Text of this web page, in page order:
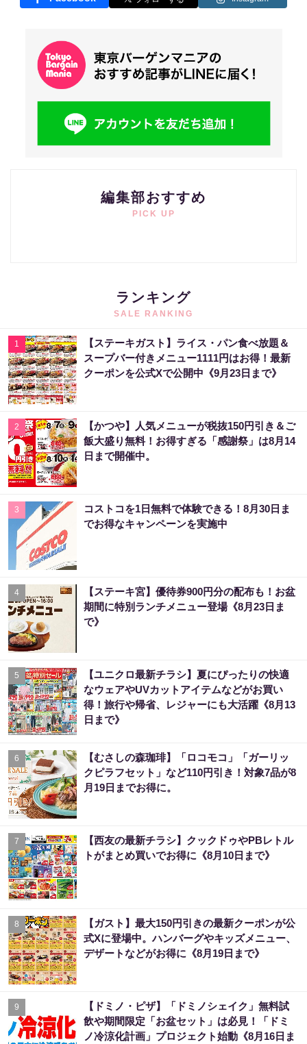
編集部おすすめ
PICK UP
ランキング
SALE RANKING
1
【ステーキガスト】ライス・パン食べ放題＆
スープバー付きメニュー1111円はお得！最新
クーポンを公式Xで公開中《9月23日まで》
2
【かつや】人気メニューが税抜150円引き＆ご
飯大盛り無料！お得すぎる「感謝祭」は8月14
日まで開催中。
3
コストコを1日無料で体験できる！8月30日ま
でお得なキャンペーンを実施中
4
【ステーキ宮】優待券900円分の配布も！お盆
期間に特別ランチメニュー登場《8月23日ま
で》
5
【ユニクロ最新チラシ】夏にぴったりの快適
なウェアやUVカットアイテムなどがお買い
得！旅行や帰省、レジャーにも大活躍《8月13
日まで》
6
【むさしの森珈琲】「ロコモコ」「ガーリッ
クピラフセット」など110円引き！対象7品が8
月19日までお得に。
7
【西友の最新チラシ】クックドゥやPBレトル
トがまとめ買いでお得に《8月10日まで》
8
【ガスト】最大150円引きの最新クーポンが公
式Xに登場中。ハンバーグやキッズメニュー、
デザートなどがお得に《8月19日まで》
9
【ドミノ・ピザ】「ドミノシェイク」無料試
飲や期間限定「お盆セット」は必見！「ドミ
ノ冷涼化計画」プロジェクト始動《8月16日ま